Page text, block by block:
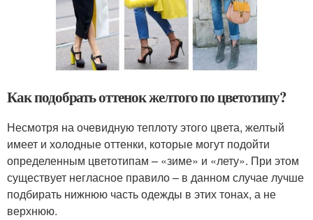
Как подобрать оттенок желтого по цветотипу?
Несмотря на очевидную теплоту этого цвета, желтый
имеет и холодные оттенки, которые могут подойти
определенным цветотипам – «зиме» и «лету». При этом
существует негласное правило – в данном случае лучше
подбирать нижнюю часть одежды в этих тонах, а не
верхнюю.